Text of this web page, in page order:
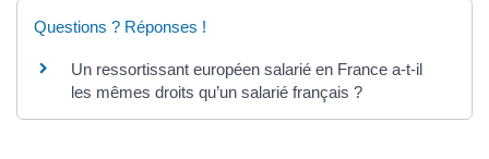
Questions ? Réponses !
Un ressortissant européen salarié en France a-t-il
les mêmes droits qu’un salarié français ?